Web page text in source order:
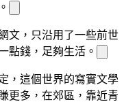
文，只沿用了一些前世
點錢，足夠生活。
，這個世界的寫實文學
更多，在郊區，靠近青